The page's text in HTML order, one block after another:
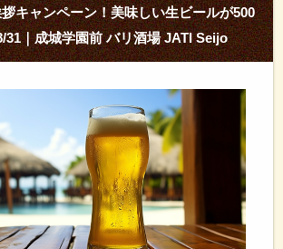
キャンペーン！美味しい生ビールが500
31｜成城学園前 バリ酒場 JATI Seijo